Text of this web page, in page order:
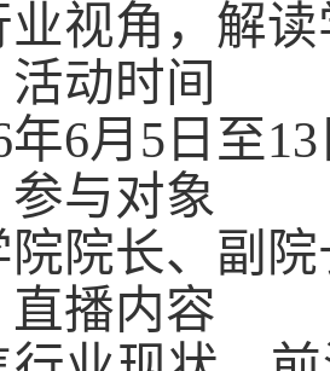
业视角，解
动时间
年6月5日至
参与对象
院院长、副
直播内容